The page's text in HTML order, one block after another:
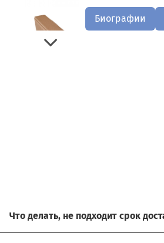
Биографии